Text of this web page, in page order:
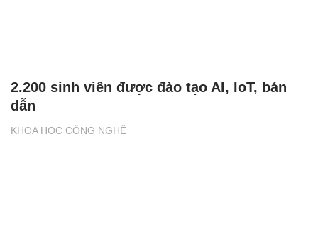
KHOA HỌC CÔNG NGHỆ
2.200 sinh viên được đào tạo AI, IoT, bán
dẫn